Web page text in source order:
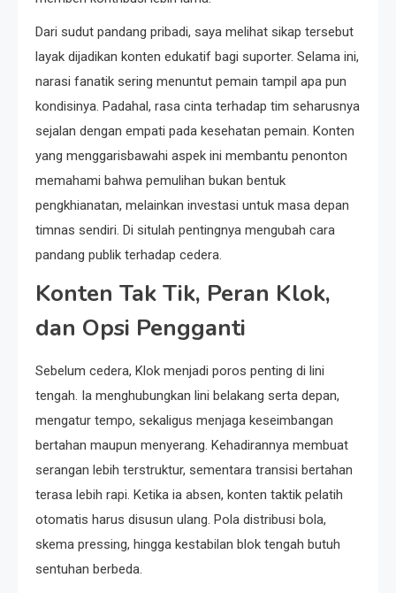
Dari sudut pandang pribadi, saya melihat sikap tersebut
layak dijadikan konten edukatif bagi suporter. Selama ini,
narasi fanatik sering menuntut pemain tampil apa pun
kondisinya. Padahal, rasa cinta terhadap tim seharusnya
sejalan dengan empati pada kesehatan pemain. Konten
yang menggarisbawahi aspek ini membantu penonton
memahami bahwa pemulihan bukan bentuk
pengkhianatan, melainkan investasi untuk masa depan
timnas sendiri. Di situlah pentingnya mengubah cara
pandang publik terhadap cedera.
Konten Tak Tik, Peran Klok,
dan Opsi Pengganti
Sebelum cedera, Klok menjadi poros penting di lini
tengah. Ia menghubungkan lini belakang serta depan,
mengatur tempo, sekaligus menjaga keseimbangan
bertahan maupun menyerang. Kehadirannya membuat
serangan lebih terstruktur, sementara transisi bertahan
terasa lebih rapi. Ketika ia absen, konten taktik pelatih
otomatis harus disusun ulang. Pola distribusi bola,
skema pressing, hingga kestabilan blok tengah butuh
sentuhan berbeda.